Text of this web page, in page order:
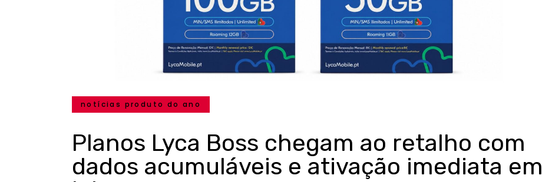
notícias produto do ano
Planos Lyca Boss chegam ao retalho com
dados acumuláveis e ativação imediata em